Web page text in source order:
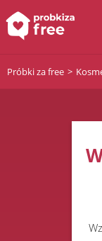
Próbki za free